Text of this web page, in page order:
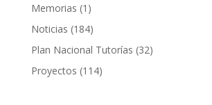
Memorias (1)
Noticias (184)
Plan Nacional Tutorías (32)
Proyectos (114)